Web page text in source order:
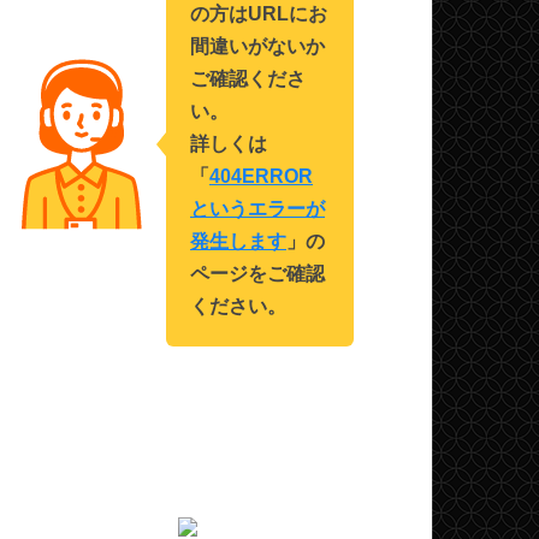
の方はURLにお
間違いがないか
ご確認くださ
い。
詳しくは
「 404ERROR
というエラーが
発生します 」の
ページをご確認
ください。